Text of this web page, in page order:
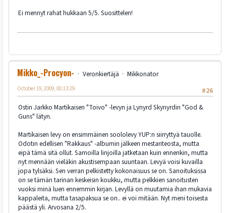
Ei mennyt rahat hukkaan 5/5. Suosittelen!
Mikko_-Procyon- Veronkiertäjä
Mikkonator
#26
October 19, 2009, 00:13:29
Ostin Jarkko Martikaisen "Toivo" -levyn ja Lynyrd Skynyrdin "God &
Guns" lätyn.
Martikaisen levy on ensimmäinen soololevy YUP:n siirryttyä tauolle.
Odotin edellisen "Rakkaus" -albumin jälkeen mestariteosta, mutta
eipä tämä sitä ollut. Samoilla linjoilla jatketaan kuin ennenkin, mutta
nyt mennään vieläkin akustisempaan suuntaan. Levyä voisi kuvailla
jopa tylsäksi. Sen verran pelkistetty kokonaisuus se on. Sanoituksissa
on se tämän tarinan keskeisin koukku, mutta pelkkien sanoitusten
vuoksi minä luen ennemmin kirjan. Levyllä on muutamia ihan mukavia
kappaleita, mutta tasapaksua se on.. ei voi mitään. Nyt meni toisesta
päästä yli. Arvosana 2/5.